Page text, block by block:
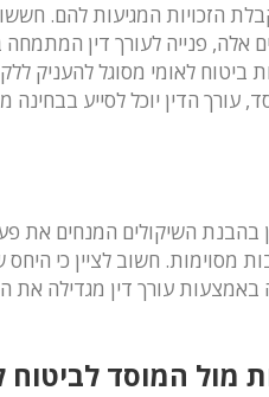
הזכויות המגיעות להם.
פנייה לעורך דין
לאומי מסוגל להעניק
עורך הדין יוכל לסייע
בהבנת השיקולים המנחים את
חשוב לציין כי היחס
עורך דין מגדילה את
מול המוסד לביטוח